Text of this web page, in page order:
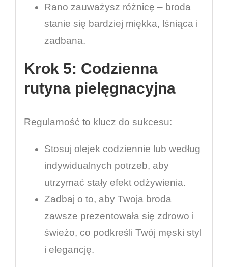
Rano zauważysz różnicę – broda
stanie się bardziej miękka, lśniąca i
zadbana.
Krok 5: Codzienna
rutyna pielęgnacyjna
Regularność to klucz do sukcesu:
Stosuj olejek codziennie lub według
indywidualnych potrzeb, aby
utrzymać stały efekt odżywienia.
Zadbaj o to, aby Twoja broda
zawsze prezentowała się zdrowo i
świeżo, co podkreśli Twój męski styl
i elegancję.